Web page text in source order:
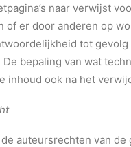
naar verwijst
of er door anderen op
tot
bepaling van wat
inhoud ook na het
auteursrechten van